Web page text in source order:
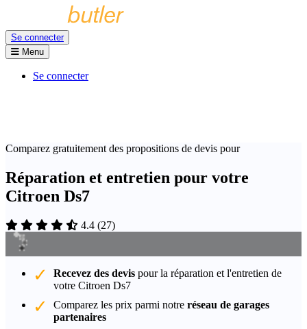
Se connecter
Menu
Se connecter
Comparez gratuitement des propositions de devis pour
Réparation et entretien pour votre
Citroen Ds7
4.4 (27)
Recevez des devis pour la réparation et l'entretien de
votre Citroen Ds7
Comparez les prix parmi notre réseau de garages
partenaires